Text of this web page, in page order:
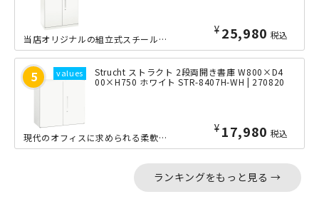
¥ 25,980 税込
当店オリジナルの組立式スチール書庫「Strucht（ストラクト）」シリーズの3段...
Strucht ストラクト 2段両開き書庫 W800×D4
00×H750 ホワイト STR-8407H-WH | 270820
¥ 17,980 税込
現代のオフィスに求められる柔軟性・効率性・美しさを兼ね備えた、当店オリジナルの組...
ランキングをもっと見る →